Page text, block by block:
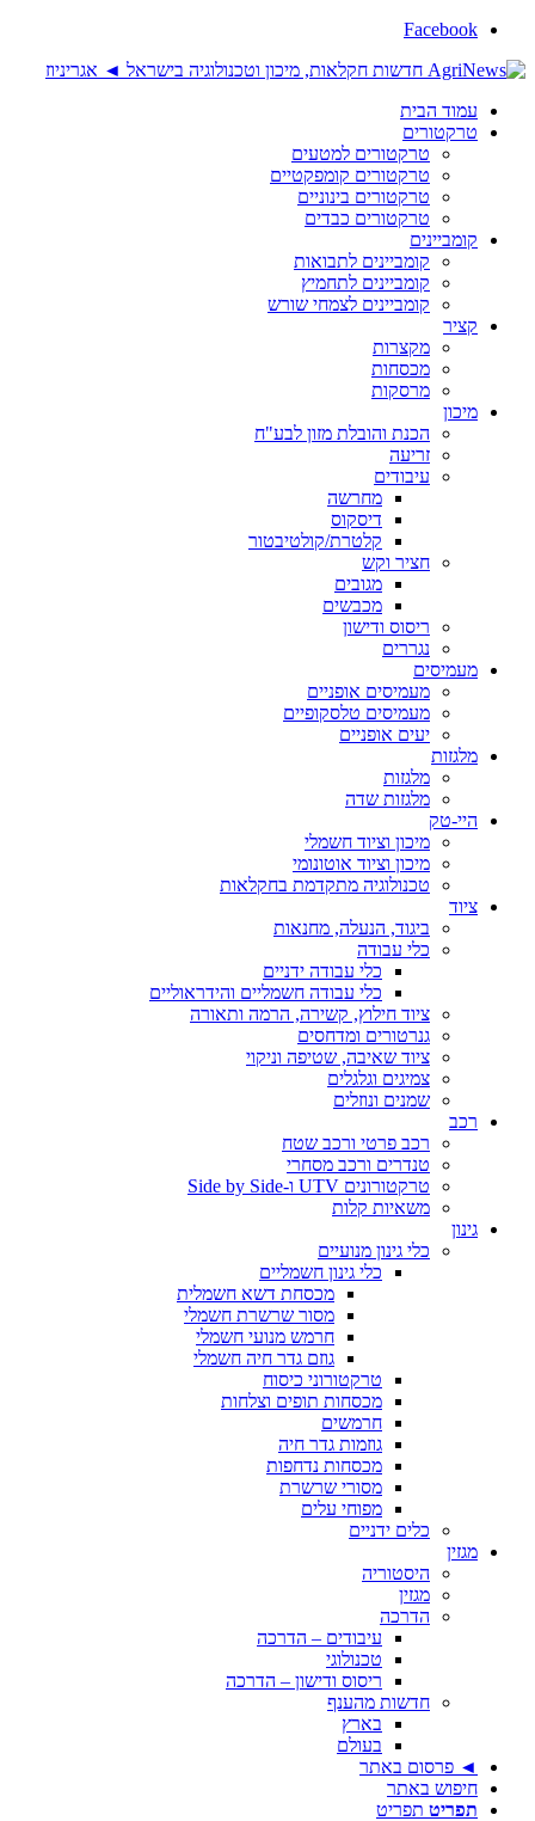
Facebook
עמוד הבית
טרקטורים
טרקטורים למטעים
טרקטורים קומפקטיים
טרקטורים בינוניים
טרקטורים כבדים
קומביינים
קומביינים לתבואות
קומביינים לתחמיץ
קומביינים לצמחי שורש
קציר
מקצרות
מכסחות
מרסקות
מיכון
הכנת והובלת מזון לבע"ח
זריעה
עיבודים
מחרשה
דיסקוס
קלטרת/קולטיבטור
חציר וקש
מגובים
מכבשים
ריסוס ודישון
נגררים
מעמיסים
מעמיסים אופניים
מעמיסים טלסקופיים
יעים אופניים
מלגזות
מלגזות
מלגזות שדה
היי-טק
מיכון וציוד חשמלי
מיכון וציוד אוטונומי
טכנולוגיה מתקדמת בחקלאות
ציוד
ביגוד, הנעלה, מחנאות
כלי עבודה
כלי עבודה ידניים
כלי עבודה חשמליים והידראוליים
ציוד חילוץ, קשירה, הרמה ותאורה
גנרטורים ומדחסים
ציוד שאיבה, שטיפה וניקוי
צמיגים וגלגלים
שמנים ונוזלים
רכב
רכב פרטי ורכב שטח
טנדרים ורכב מסחרי
טרקטורונים UTV ו-Side by Side
משאיות קלות
גינון
כלי גינון מנועיים
כלי גינון חשמליים
מכסחת דשא חשמלית
מסור שרשרת חשמלי
חרמש מנועי חשמלי
גוזם גדר חיה חשמלי
טרקטורוני כיסוח
מכסחות תופים וצלחות
חרמשים
גוזמות גדר חיה
מכסחות נדחפות
מסורי שרשרת
מפוחי עלים
כלים ידניים
מגזין
היסטוריה
מגזין
הדרכה
עיבודים – הדרכה
טכנולוגי
ריסוס ודישון – הדרכה
חדשות מהענף
בארץ
בעולם
◄ פרסום באתר
חיפוש באתר
תפריט תפריט